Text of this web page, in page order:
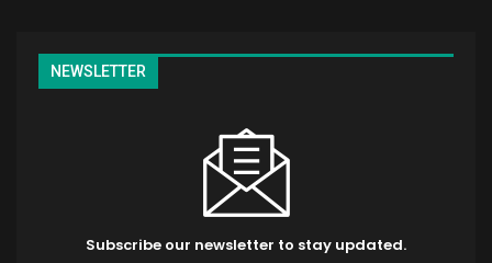
NEWSLETTER
Subscribe our newsletter to stay updated.